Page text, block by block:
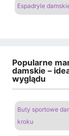
Espadryle
Popularne
damskie –
wyglądu
Buty sportowe
kroku